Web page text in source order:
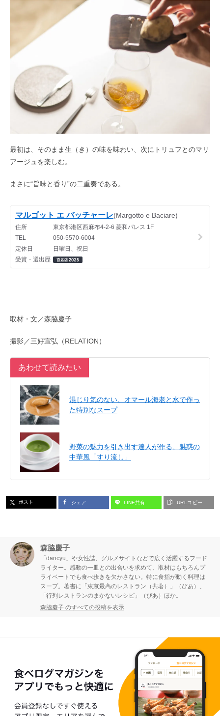
最初は、そのまま生（き）の味を味わい、次にトリュフとのマリ
アージュを楽しむ。
まさに“旨味と香り”の二重奏である。
取材・文／森脇慶子
撮影／三好宣弘（RELATION）
あわせて読みたい
混じり気のない、オマール海老と水で作っ
た特別なスープ
野菜の魅力を引き出す達人が作る、魅惑の
中華風「すり流し」
ポスト シェア LINE共有 URLコピー
森脇慶子
「dancyu」や女性誌、グルメサイトなどで広く活躍するフード
ライター。感動の一皿との出合いを求めて、取材はもちろんプ
ライベートでも食べ歩きを欠かさない。特に食指が動く料理は
スープ。著書に「東京最高のレストラン（共著）」（ぴあ）、
「行列レストランのまかないレシピ」（ぴあ）ほか。
森脇慶子 のすべての投稿を表示